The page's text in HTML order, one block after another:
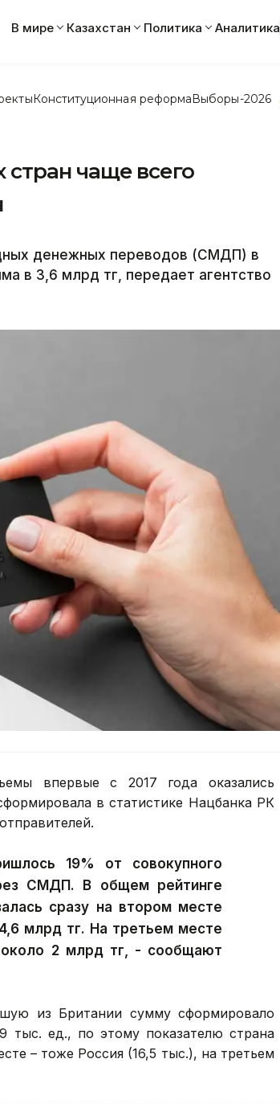
В мире Казахстан Политика Аналитика
Конституционная реформаВыборы-2026
чаще всего
денежных переводов (СМДП) в
в 3,6 млрд тг, передает агентство
впервые с 2017 года оказались
в статистике Нацбанка РК
19% от совокупного
СМДП. В общем рейтинге
сразу на втором месте
млрд тг. На третьем месте
около 2 млрд тг, - сообщают
из Британии сумму сформировало
тыс. ед., по этому показателю страна
– тоже Россия (16,5 тыс.), на третьем